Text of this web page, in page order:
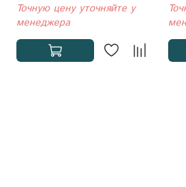
Точную цену уточняйте у
менеджера